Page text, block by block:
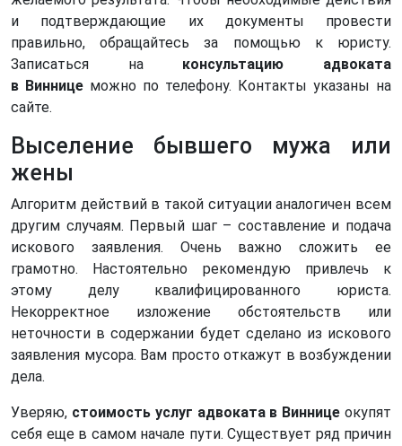
и подтверждающие их документы провести
правильно, обращайтесь за помощью к юристу.
Записаться на консультацию адвоката
в Виннице можно по телефону. Контакты указаны на
сайте.
Выселение бывшего мужа или
жены
Алгоритм действий в такой ситуации аналогичен всем
другим случаям. Первый шаг – составление и подача
искового заявления. Очень важно сложить ее
грамотно. Настоятельно рекомендую привлечь к
этому делу квалифицированного юриста.
Некорректное изложение обстоятельств или
неточности в содержании будет сделано из искового
заявления мусора. Вам просто откажут в возбуждении
дела.
Уверяю, стоимость услуг адвоката в Виннице окупят
себя еще в самом начале пути. Существует ряд причин